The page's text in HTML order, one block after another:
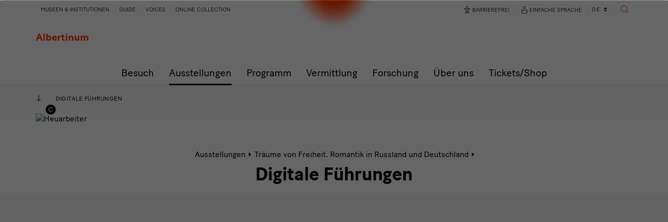
Albertinum
Digitale
Führungen
Besuch Ausstellungen Programm Vermittlung Forschung Über uns Tickets/Shop
MUSEEN & INSTITUTIONEN GUIDE VOICES ONLINE COLLECTION BARRIEREFREI EINFACHE SPRACHE
Sprachwechsler
DE
SUCHE
DIGITALE FÜHRUNGEN
Ausstellungen Träume von Freiheit. Romantik in Russland und Deutschland
Digitale Führungen